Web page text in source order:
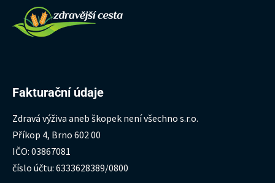
Fakturační údaje
Zdravá výživa aneb škopek není všechno s.r.o.
Příkop 4, Brno 602 00
IČO: 03867081
číslo účtu: 6333628389/0800